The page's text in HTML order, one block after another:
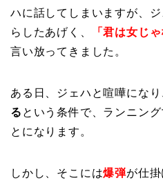
ハに話してしまいますが、
らしたあげく、
「君は女じゃ
言い放ってきました。
ある日、ジェハと喧嘩にな
る という条件で、ランニン
とになります。
しかし、そこには爆弾が仕